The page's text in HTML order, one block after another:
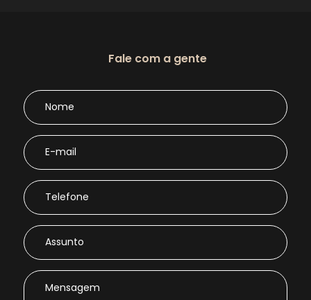
Fale com a gente